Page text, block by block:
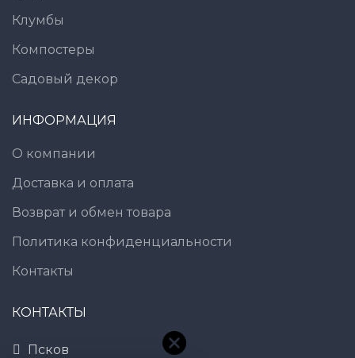
Клумбы
Компостеры
Садовый декор
ИНФОРМАЦИЯ
О компании
Доставка и оплата
Возврат и обмен товара
Политика конфиденциальности
Контакты
КОНТАКТЫ
Псков